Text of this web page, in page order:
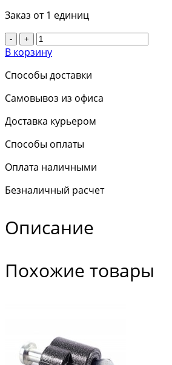
Заказ от 1 единиц
- +
В корзину
Способы доставки
Самовывоз из офиса
Доставка курьером
Способы оплаты
Оплата наличными
Безналичный расчет
Описание
Похожие товары